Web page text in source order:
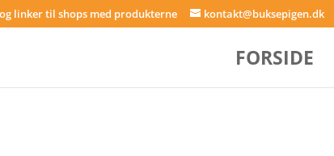
linker til shops med produkterne kontakt@buksepigen.dk
FORSIDE